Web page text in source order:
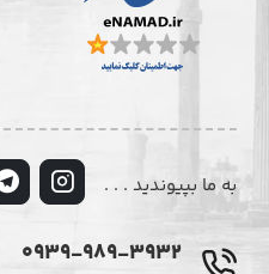
به ما بپیوندید . . .
0939-989-3932